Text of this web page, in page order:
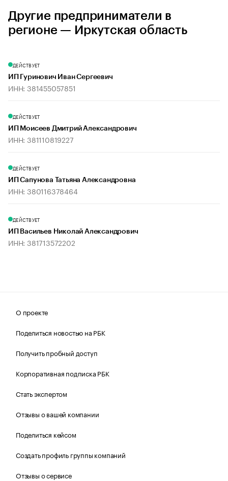
Другие предприниматели в
регионе — Иркутская область
ДЕЙСТВУЕТ
ИП Гуринович Иван Сергеевич
ИНН: 381455057851
ДЕЙСТВУЕТ
ИП Моисеев Дмитрий Александрович
ИНН: 381110819227
ДЕЙСТВУЕТ
ИП Сапунова Татьяна Александровна
ИНН: 380116378464
ДЕЙСТВУЕТ
ИП Васильев Николай Александрович
ИНН: 381713572202
О проекте
Поделиться новостью на РБК
Получить пробный доступ
Корпоративная подписка РБК
Стать экспертом
Отзывы о вашей компании
Поделиться кейсом
Создать профиль группы компаний
Отзывы о сервисе